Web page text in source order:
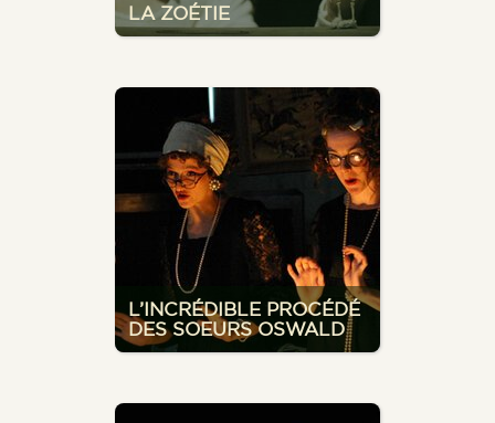
LA ZOÉTIE
L’INCRÉDIBLE PROCÉDÉ
DES SOEURS OSWALD